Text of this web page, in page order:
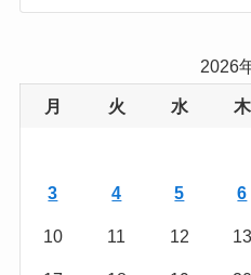
e
2026
月 火 水 木
3 4 5 6
10 11 12 13